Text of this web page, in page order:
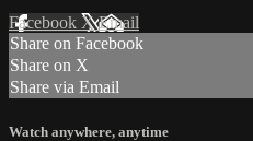
Facebook XEmail
Share on Facebook
Share on X
Share via Email
Watch anywhere, anytime